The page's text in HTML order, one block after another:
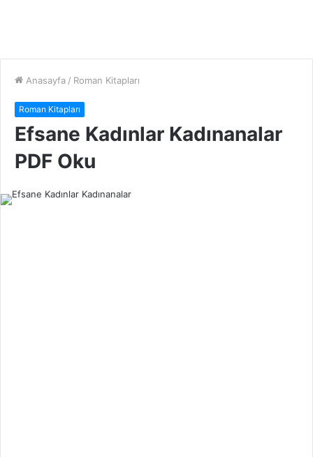
Anasayfa / Roman Kitapları
Roman Kitapları
Efsane Kadınlar Kadınanalar
PDF Oku